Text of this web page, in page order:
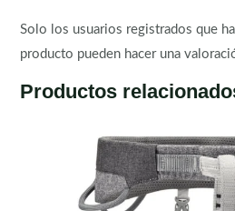
Solo los usuarios registrados que
producto pueden hacer una
Productos